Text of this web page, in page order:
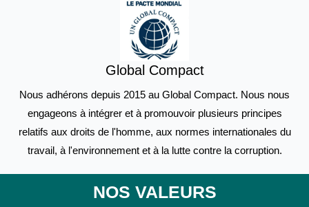
Global Compact
Nous adhérons depuis 2015 au Global Compact. Nous nous
engageons à intégrer et à promouvoir plusieurs principes
relatifs aux droits de l'homme, aux normes internationales du
travail, à l'environnement et à la lutte contre la corruption.​
NOS VALEURS